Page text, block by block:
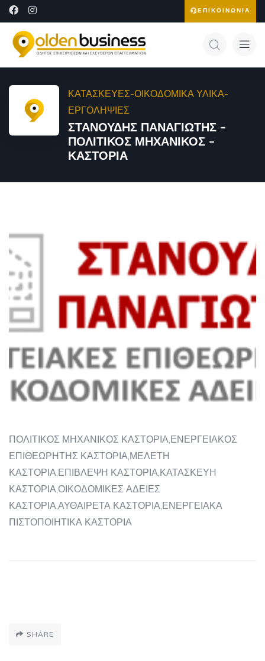
ΕΠΙΚΟΙΝΩΝΙΑ
ΚΑΤΑΣΚΕΥΕΣ-ΟΙΚΟΔΟΜΙΚΑ ΥΛΙΚΑ-
ΕΡΓΟΛΗΨΙΕΣ
ΣΤΑΝΟΥΔΗΣ ΠΑΝΑΓΙΩΤΗΣ –
ΠΟΛΙΤΙΚΟΣ ΜΗΧΑΝΙΚΟΣ –
ΚΑΣΤΟΡΙΑ
ΠΟΛΙΤΙΚΟΣ ΜΗΧΑΝΙΚΟΣ ΚΑΣΤΟΡΙΑ,ΕΝΕΡΓΕΙΑΚΟΣ
ΕΠΙΘΕΩΡΗΤΗΣ ΚΑΣΤΟΡΙΑ,ΜΕΛΕΤΗ
ΚΑΣΤΟΡΙΑ,ΕΠΙΒΛΕΨΗ ΚΑΣΤΟΡΙΑ,ΚΑΤΑΣΚΕΥΗ
ΚΑΣΤΟΡΙΑ,ΟΙΚΟΔΟΜΙΚΕΣ ΑΔΕΙΕΣ
ΚΑΣΤΟΡΙΑ,ΑΥΘΑΙΡΕΤΑ ΚΑΣΤΟΡΙΑ,ΕΝΕΡΓΕΙΑΚΑ
ΠΙΣΤΟΠΟΙΗΤΙΚΑ ΚΑΣΤΟΡΙΑ
SHARE